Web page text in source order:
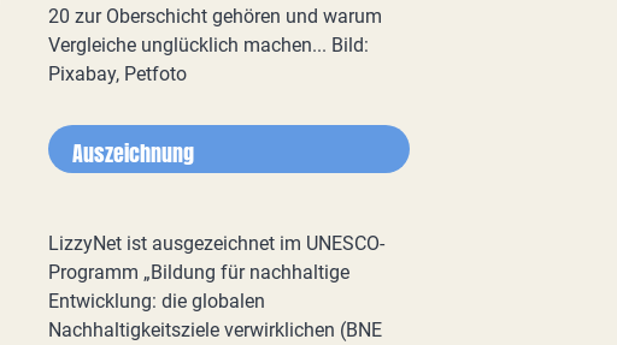
20 zur Oberschicht gehören und warum
Vergleiche unglücklich machen... Bild:
Pixabay, Petfoto
Auszeichnung
LizzyNet ist ausgezeichnet im UNESCO-
Programm „Bildung für nachhaltige
Entwicklung: die globalen
Nachhaltigkeitsziele verwirklichen (BNE